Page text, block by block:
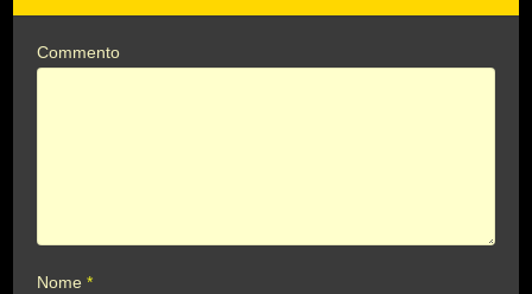
Commento
Nome*